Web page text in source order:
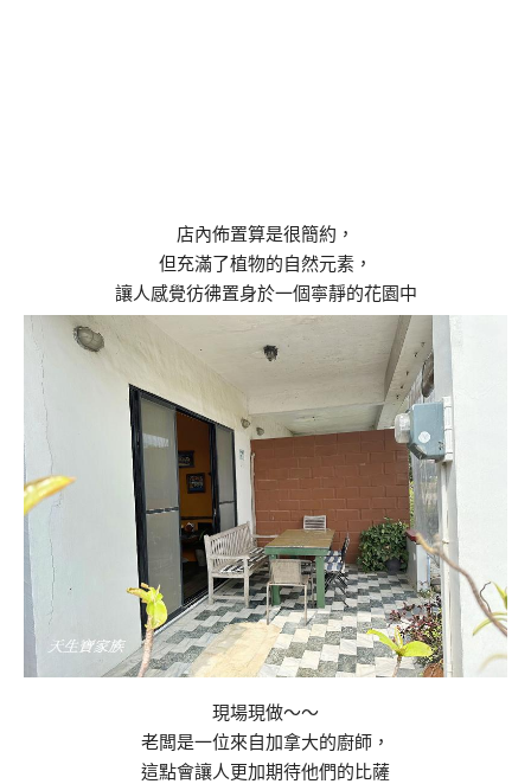
店內佈置算是很簡約，
但充滿了植物的自然元素，
讓人感覺彷彿置身於一個寧靜的花園中
現場現做～～
老闆是一位來自加拿大的廚師，
這點會讓人更加期待他們的比薩